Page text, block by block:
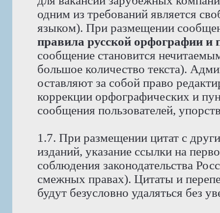
одним из требований является
языком). При размещении
правила русской орфографии и
сообщение становится
большое количество текста).
оставляют за собой право
коррекции орфографических и
сообщения пользователей,
1.7. При размещении цитат с
изданий, указание ссылки на
соблюдения законодательства
смежных правах). Цитаты и
будут безусловно удаляться без